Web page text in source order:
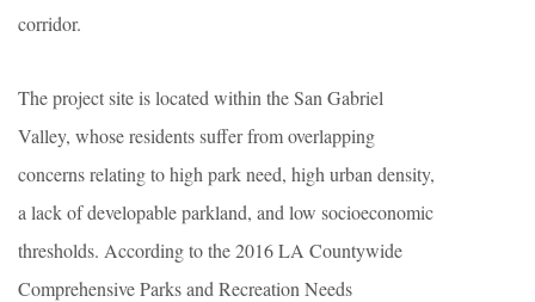
corridor.
The project site is located within the San Gabriel
Valley, whose residents suffer from overlapping
concerns relating to high park need, high urban density,
a lack of developable parkland, and low socioeconomic
thresholds. According to the 2016 LA Countywide
Comprehensive Parks and Recreation Needs